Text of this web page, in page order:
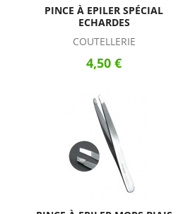
PINCE À EPILER SPÉCIAL
ECHARDES
COUTELLERIE
4,50 €